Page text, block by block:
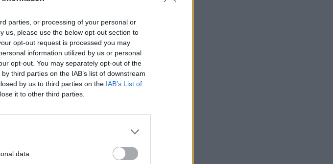
parties, or processing of your personal or
us, please use the below opt-out section to
opt-out request is processed you may
information utilized by us or personal
opt-out. You may separately opt-out of the
third parties on the IAB’s list of downstream
by us to third parties on the IAB’s List of
it to other third parties.
data.